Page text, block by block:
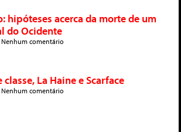
hipóteses acerca da morte de um
do Ocidente
Nenhum comentário
La Haine e Scarface
Nenhum comentário